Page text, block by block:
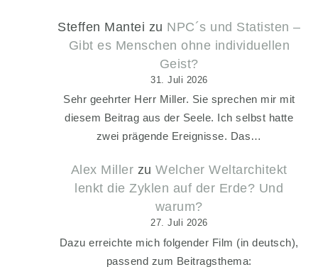
Steffen Mantei zu NPC´s und Statisten –
Gibt es Menschen ohne individuellen
Geist?
31. Juli 2026
Sehr geehrter Herr Miller. Sie sprechen mir mit
diesem Beitrag aus der Seele. Ich selbst hatte
zwei prägende Ereignisse. Das…
Alex Miller zuWelcher Weltarchitekt
lenkt die Zyklen auf der Erde? Und
warum?
27. Juli 2026
Dazu erreichte mich folgender Film (in deutsch),
passend zum Beitragsthema: